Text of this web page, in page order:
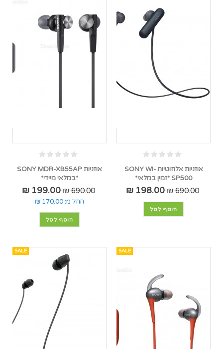
אוזניות אלחוטיות SONY WI-
SP500 *זמין במלאי*
690.00 ₪
198.00 ₪
הוסף לסל
אוזניות SONY MDR-XB55AP
*במלאי מיידי*
690.00 ₪
199.00 ₪
החל מ: 170.00 ₪
הוסף לסל
SALE
SALE